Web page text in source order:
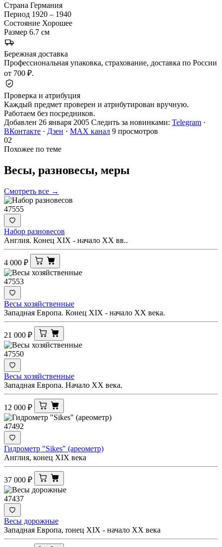
Страна Германия
Период 1920 – 1940
Состояние Хорошее
Размер 6.7 см
Бережная доставка
Профессиональная упаковка, страхование, доставка по России
от 700 ₽.
Проверка и атрибуция
Каждый предмет проверен и атрибутирован вручную.
Работаем без посредников.
Добавлен 26 января 2005 Следить за новинками: Telegram ·
ВКонтакте · Дзен · MAX канал 9 просмотров
02
Похожее по теме
Весы, разновесы, меры
Смотреть все →
47555
Набор разновесов
Англия. Конец XIX - начало XX вв..
4 000 ₽
47553
Весы хозяйственные
Западная Европа. Конец XIX - начало XX века.
21 000 ₽
47550
Весы хозяйственные
Западная Европа. Начало XX века.
12 000 ₽
47492
Гидрометр "Sikes" (ареометр)
Англия, конец XIX века
37 000 ₽
47437
Весы дорожные
Западная Европа, rонец XIX - начало XX века